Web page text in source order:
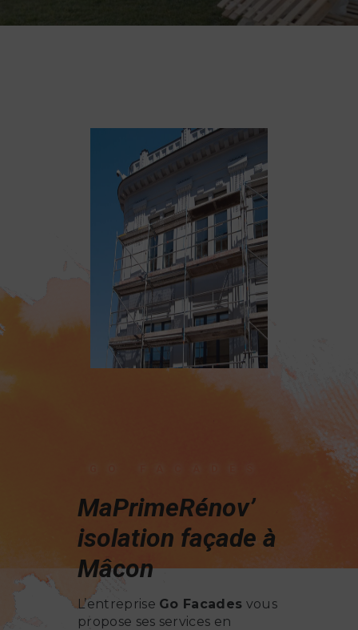
MaPrimeRénov’
isolation façade à
Mâcon
L’entreprise Go Facades vous
propose ses services en